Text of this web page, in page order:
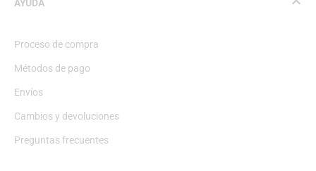
AYUDA
Proceso de compra
Métodos de pago
Envíos
Cambios y devoluciones
Preguntas frecuentes